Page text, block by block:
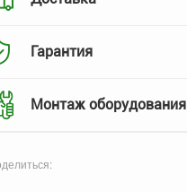
Гарантия
Монтаж оборудования